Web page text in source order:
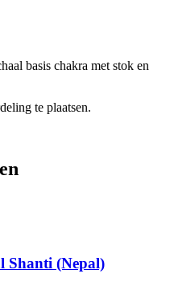
basis chakra met stok en
te plaatsen.
Shanti (Nepal)